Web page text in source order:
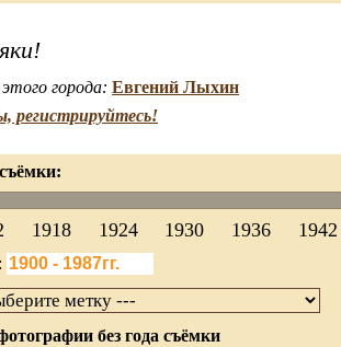
города: Евгений Лыхин
регистрируйтесь!
1918 1924 1930 1936 1942
без года съёмки